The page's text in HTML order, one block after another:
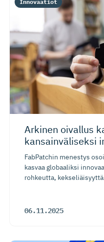
Arkinen oivallus
kansainvä­liseksi
FabPatchin menestys
kasvaa globaaliksi
rohkeutta,
06.11.2025
Innovaatiot